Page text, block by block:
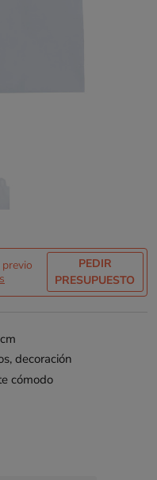
PEDIR
PRESUPUESTO
decoración
cómodo